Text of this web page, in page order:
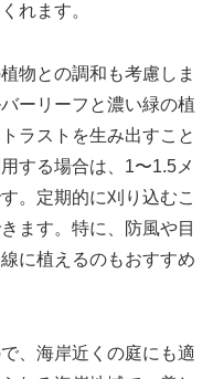
れます。
物との調和も考慮しま
ーリーフと濃い緑の植
ラストを生み出すこと
する場合は、1〜1.5メ
。定期的に刈り込むこ
ます。特に、防風や目
に植えるのもおすすめ
、海岸近くの庭にも適